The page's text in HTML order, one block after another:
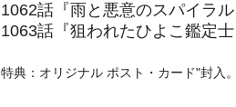
1062話『雨と悪意のスパイラ
1063話『狙われたひよこ鑑定
特典：オリジナル ポスト・カード"封入